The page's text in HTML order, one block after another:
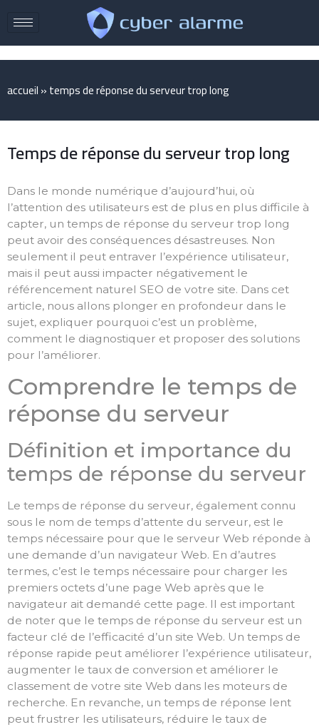
accueil»temps de réponse du serveur trop long
Temps de réponse du serveur trop long
Dans le monde numérique d’aujourd’hui, où
l’attention des utilisateurs est de plus en plus difficile à
capter, un temps de réponse du serveur trop long
peut avoir des conséquences désastreuses. Non
seulement il peut entraver l’expérience utilisateur,
mais il peut aussi impacter négativement le
référencement naturel SEO de votre site. Dans cet
article, nous allons plonger en profondeur dans le
sujet, expliquer pourquoi c’est un problème,
comment le diagnostiquer et proposer des solutions
pour l’améliorer.
Comprendre le temps de
réponse du serveur
Définition et importance du
temps de réponse du serveur
Le temps de réponse du serveur, également connu
sous le nom de temps d’attente du serveur, est le
temps nécessaire pour que le serveur Web réponde à
une demande d’un navigateur Web. En d’autres
termes, c’est le temps nécessaire pour charger les
premiers octets d’une page Web après que le
navigateur ait demandé cette page. Il est important
de noter que le temps de réponse du serveur est un
facteur clé de l’efficacité d’un site Web. Un temps de
réponse rapide peut améliorer l’expérience utilisateur,
augmenter le taux de conversion et améliorer le
classement de votre site Web dans les moteurs de
recherche. En revanche, un temps de réponse lent
peut frustrer les utilisateurs, réduire le taux de